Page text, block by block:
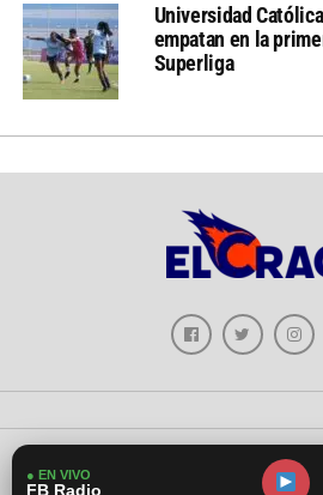
Universidad
empatan en la
Superliga
Copyright © 2026 - El
● EN VIVO
FB Radio